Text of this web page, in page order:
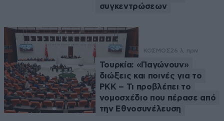
συγκεντρώσεων
ΚΟΣΜΟΣ26 λ. πριν
Τουρκία: «Παγώνουν»
διώξεις και ποινές για το
PKK – Τι προβλέπει το
νομοσχέδιο που πέρασε από
την Εθνοσυνέλευση